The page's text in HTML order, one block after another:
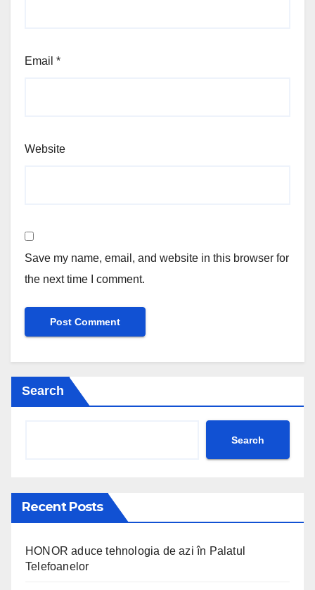
Email *
Website
Save my name, email, and website in this browser for
the next time I comment.
Search
Search
Recent Posts
HONOR aduce tehnologia de azi în Palatul
Telefoanelor